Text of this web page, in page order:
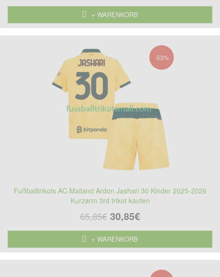
+ WARENKORB
-53%
Fußballtrikots AC Mailand Ardon Jashari 30 Kinder 2025-2026
Kurzarm 3rd trikot kaufen
65,85€ 30,85€
+ WARENKORB